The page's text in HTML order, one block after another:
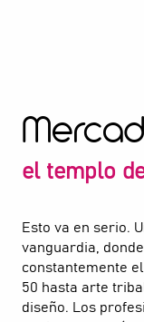
el templo
Esto va en serio.
vanguardia,
constantemente
50 hasta arte
diseño. Los